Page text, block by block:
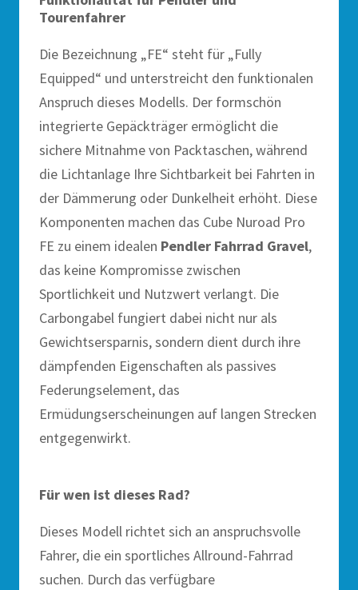
Tourenfahrer
Die Bezeichnung „FE“ steht für „Fully
Equipped“ und unterstreicht den funktionalen
Anspruch dieses Modells. Der formschön
integrierte Gepäckträger ermöglicht die
sichere Mitnahme von Packtaschen, während
die Lichtanlage Ihre Sichtbarkeit bei Fahrten in
der Dämmerung oder Dunkelheit erhöht. Diese
Komponenten machen das Cube Nuroad Pro
FE zu einem idealen Pendler Fahrrad Gravel,
das keine Kompromisse zwischen
Sportlichkeit und Nutzwert verlangt. Die
Carbongabel fungiert dabei nicht nur als
Gewichtsersparnis, sondern dient durch ihre
dämpfenden Eigenschaften als passives
Federungselement, das
Ermüdungserscheinungen auf langen Strecken
entgegenwirkt.
Für wen ist dieses Rad?
Dieses Modell richtet sich an anspruchsvolle
Fahrer, die ein sportliches Allround-Fahrrad
suchen. Durch das verfügbare